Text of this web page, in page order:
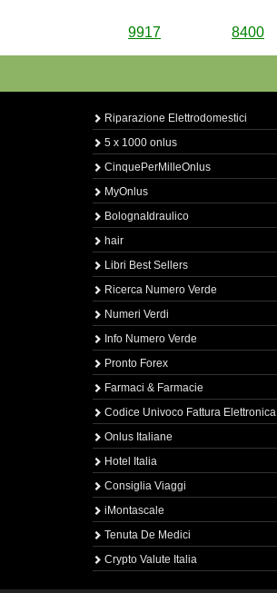
9917 8400
Riparazione Elettrodomestici
5 x 1000 onlus
CinquePerMilleOnlus
MyOnlus
BolognaIdraulico
hair
Libri Best Sellers
Ricerca Numero Verde
Numeri Verdi
Info Numero Verde
Pronto Forex
Farmaci & Farmacie
Codice Univoco Fattura Elettronica
Onlus Italiane
Hotel Italia
Consiglia Viaggi
iMontascale
Tenuta De Medici
Crypto Valute Italia